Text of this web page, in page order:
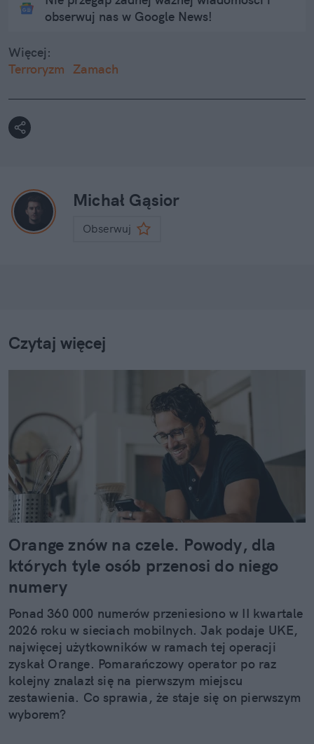
obserwuj nas w Google News!
Więcej:
Terroryzm Zamach
Michał Gąsior
Obserwuj
Czytaj więcej
Orange znów na czele. Powody, dla
których tyle osób przenosi do niego
numery
Ponad 360 000 numerów przeniesiono w II kwartale
2026 roku w sieciach mobilnych. Jak podaje UKE,
najwięcej użytkowników w ramach tej operacji
zyskał Orange. Pomarańczowy operator po raz
kolejny znalazł się na pierwszym miejscu
zestawienia. Co sprawia, że staje się on pierwszym
wyborem?